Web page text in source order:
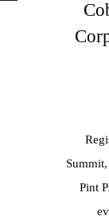
Pint